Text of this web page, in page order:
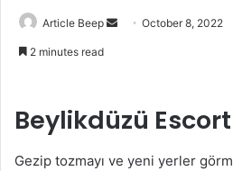
Article Beep
SendOctober 8, 2022
2 minutes read
Beylikdüzü Escort
Gezip tozmayı ve yeni yerler